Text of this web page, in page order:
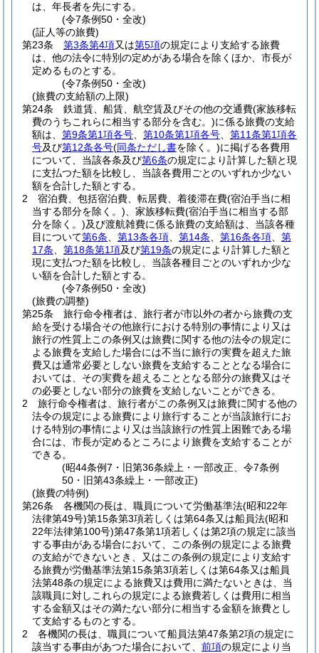
は、年長者を先にする。
(令7条例50・全改)
(証人等の旅費)
第23条
第3条第4項又は第5項の規定により支給する旅費
は、他の法令に特別の定めがある場合を除くほか、市長が
定めるものとする。
(令7条例50・全改)
(旅費の支給額の上限)
第24条
鉄道賃、船賃、航空賃及びその他の交通費(家族移転
費のうちこれらに相当する部分を含む。)に係る旅費の支給
額は、 第9条第1項各号 第10条第1項各号
第11条第1項各
号及び第12条各号(同条ただし書を除く。)に掲げる各費用
について、当該各条及び第6条の規定により計算した額と現
に支払つた額を比較し、当該各費用ごとのいずれか少ない
額を合計した額とする。
2
宿泊費、包括宿泊費、転居費、着後滞在費(宿泊手当に相
当する部分を除く。) 、家族移転費(宿泊手当に相当する部
分を除く。)及び渡航雑費に係る旅費の支給額は、当該各種
目について第6条 第13条各項 第14条 第16条各項
第
17条
第18条第1項及び第19条の規定により計算した額と
現に支払つた額を比較し、当該各種目ごとのいずれか少な
い額を合計した額とする。
(令7条例50・全改)
(旅費の調整)
第25条
旅行命令権者は、旅行者が市以外の者から旅費の支
給を受ける場合その他旅行における特別の事情により又は
旅行の性質上この条例又は旅費に関する他の法令の規定に
よる旅費を支給した場合には不当に旅行の実費を超えた旅
費又は通常必要としない旅費を支給することとなる場合に
おいては、その実費を超えることとなる部分の旅費又はそ
の必要としない部分の旅費を支給しないことができる。
2
旅行命令権者は、旅行者がこの条例又は旅費に関する他の
法令の規定による旅費により旅行することが当該旅行にお
ける特別の事情により又は当該旅行の性質上困難である場
合には、市長が定めるところにより旅費を支給することが
できる。
(昭44条例7・旧第36条繰上・一部改正、令7条例
50・旧第43条繰上・一部改正)
(旅費の特例)
第26条
各機関の長は、職員について労働基準法(昭和22年
法律第49号)第15条第3項若しくは第64条又は船員法(昭和
22年法律第100号)第47条第1項若しくは第2項の規定に該当
する事由がある場合において、この条例の規定による旅費
の支給ができないとき、又はこの条例の規定により支給す
る旅費が労働基準法第15条第3項若しくは第64条又は船員
法第48条の規定による旅費又は費用に満たないときは、当
該職員に対しこれらの規定による旅費若しくは費用に相当
する金額又はその満たない部分に相当する金額を旅費とし
て支給するものとする。
2
各機関の長は、職員について船員法第47条第2項の規定に
該当する事由があつた場合において、 前項の規定により当